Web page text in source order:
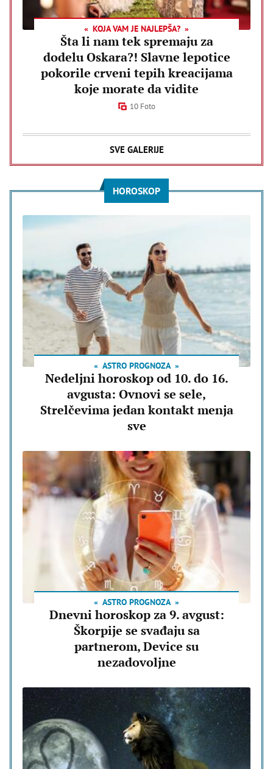
KOJA VAM JE NAJLEPŠA?
Šta li nam tek spremaju za
dodelu Oskara?! Slavne lepotice
pokorile crveni tepih kreacijama
koje morate da vidite
10 Foto
SVE GALERIJE
HOROSKOP
ASTRO PROGNOZA
Nedeljni horoskop od 10. do 16.
avgusta: Ovnovi se sele,
Strelčevima jedan kontakt menja
sve
ASTRO PROGNOZA
Dnevni horoskop za 9. avgust:
Škorpije se svađaju sa
partnerom, Device su
nezadovoljne